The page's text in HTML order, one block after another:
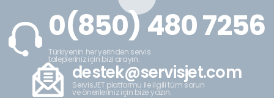
0(850) 480 7256
Türkiyenin her yerinden servis
talepleriniz için bizi arayın.
destek@servisjet.com
ServisJET platformu ile ilgili tüm sorun
ve önerileriniz için bize yazın.